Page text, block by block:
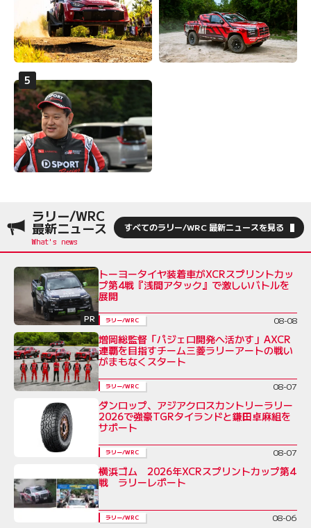
ラリー/WRC
最新ニュース すべてのラリー/WRC 最新ニュースを見る
PR
トーヨータイヤ装着車がXCRスプリントカッ
プ第4戦『浅間アタック』で激しいバトルを
展開
ラリー/WRC 08-08
増岡総監督「パジェロ開発へ活かす」AXCR
連覇を目指すチーム三菱ラリーアートの戦い
がまもなくスタート
ラリー/WRC 08-07
ダンロップ、アジアクロスカントリーラリー
2026で強豪TGRタイランドと鎌田卓麻組を
サポート
ラリー/WRC 08-07
横浜ゴム 2026年XCRスプリントカップ第4
戦 ラリーレポート
ラリー/WRC 08-06